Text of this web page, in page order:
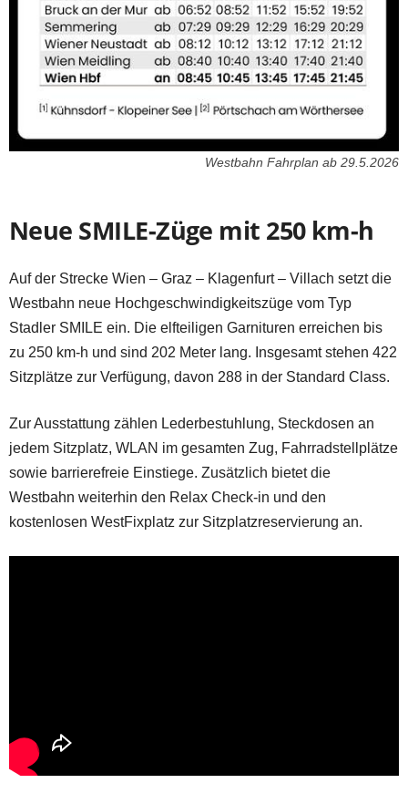
Westbahn Fahrplan ab 29.5.2026
Neue SMILE-Züge mit 250 km-h
Auf der Strecke Wien – Graz – Klagenfurt – Villach setzt die
Westbahn neue Hochgeschwindigkeitszüge vom Typ
Stadler SMILE ein. Die elfteiligen Garnituren erreichen bis
zu 250 km-h und sind 202 Meter lang. Insgesamt stehen 422
Sitzplätze zur Verfügung, davon 288 in der Standard Class.
Zur Ausstattung zählen Lederbestuhlung, Steckdosen an
jedem Sitzplatz, WLAN im gesamten Zug, Fahrradstellplätze
sowie barrierefreie Einstiege. Zusätzlich bietet die
Westbahn weiterhin den Relax Check-in und den
kostenlosen WestFixplatz zur Sitzplatzreservierung an.